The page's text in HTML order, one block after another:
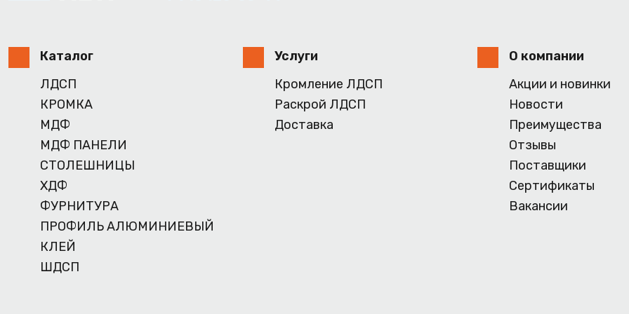
Каталог
ЛДСП
КРОМКА
МДФ
МДФ ПАНЕЛИ
СТОЛЕШНИЦЫ
ХДФ
ФУРНИТУРА
ПРОФИЛЬ АЛЮМИНИЕВЫЙ
КЛЕЙ
ШДСП
Услуги
Кромление ЛДСП
Раскрой ЛДСП
Доставка
О компании
Акции и новинки
Новости
Преимущества
Отзывы
Поставщики
Сертификаты
Вакансии